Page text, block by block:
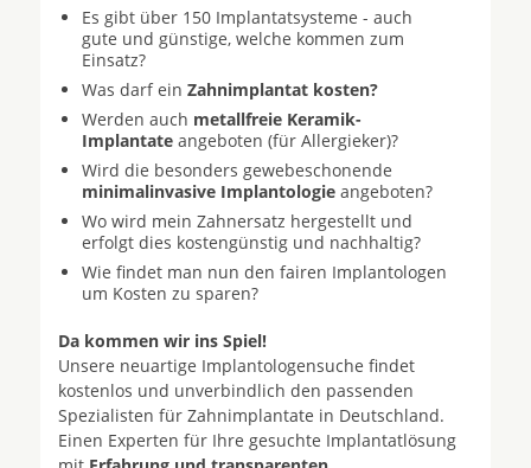
Es gibt über 150 Implantatsysteme - auch
gute und günstige, welche kommen zum
Einsatz?
Was darf ein Zahnimplantat kosten?
Werden auch metallfreie Keramik-
Implantate angeboten (für Allergieker)?
Wird die besonders gewebeschonende
minimalinvasive Implantologie angeboten?
Wo wird mein Zahnersatz hergestellt und
erfolgt dies kostengünstig und nachhaltig?
Wie findet man nun den fairen Implantologen
um Kosten zu sparen?
Da kommen wir ins Spiel!
Unsere neuartige Implantologensuche findet
kostenlos und unverbindlich den passenden
Spezialisten für Zahnimplantate in Deutschland.
Einen Experten für Ihre gesuchte Implantatlösung